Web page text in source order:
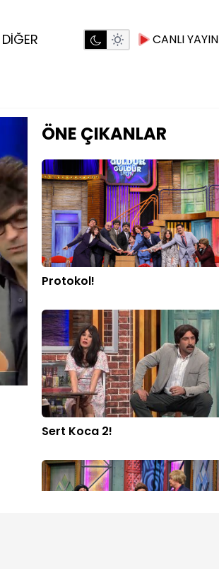
DİĞER CANLI YAYIN
ÖNE ÇIKANLAR
Protokol!
Sert Koca 2!